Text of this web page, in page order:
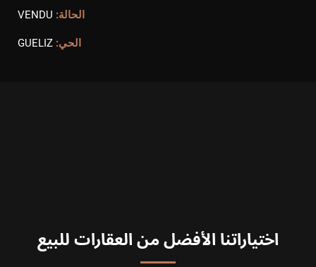
الحالة: VENDU
الحي: GUELIZ
اختياراتنا الأفضل من العقارات للبيع